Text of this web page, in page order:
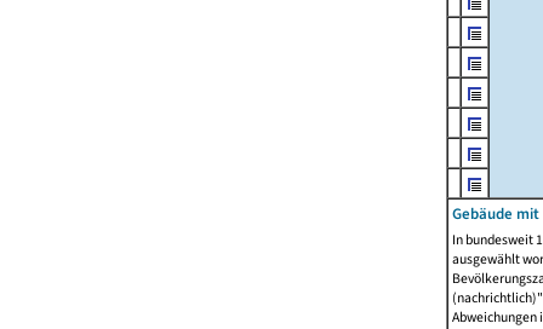
Gebäude mit
In bundesweit
ausgewählt
Abweichungen